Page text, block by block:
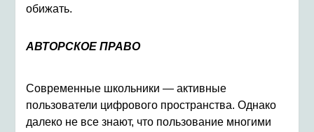
обижать.
АВТОРСКОЕ ПРАВО
Современные школьники — активные
пользователи цифрового пространства. Однако
далеко не все знают, что пользование многими